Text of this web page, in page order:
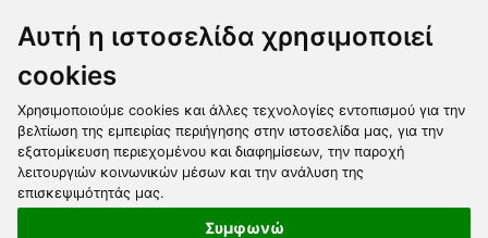
Αυτή η ιστοσελίδα χρησιμοποιεί
cookies
Χρησιμοποιούμε cookies και άλλες τεχνολογίες εντοπισμού για την
βελτίωση της εμπειρίας περιήγησης στην ιστοσελίδα μας, για την
εξατομίκευση περιεχομένου και διαφημίσεων, την παροχή
λειτουργιών κοινωνικών μέσων και την ανάλυση της
επισκεψιμότητάς μας.
Συμφωνώ